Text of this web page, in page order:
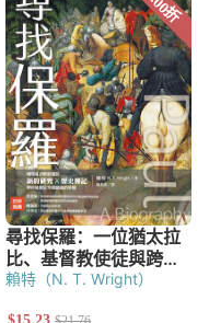
賴特（N. T. Wright）